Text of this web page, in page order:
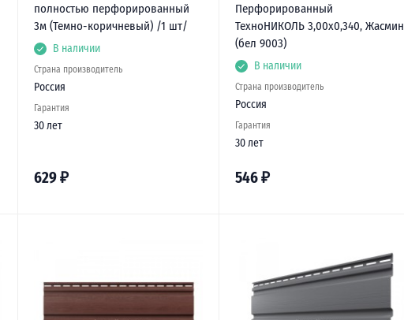
полностью перфорированный
3м (Темно-коричневый) /1 шт/
В наличии
Страна производитель
Россия
Гарантия
30 лет
629₽
Перфорированный
ТехноНИКОЛЬ 3,00х0,340, Жасмин
(бел 9003)
В наличии
Страна производитель
Россия
Гарантия
30 лет
546₽